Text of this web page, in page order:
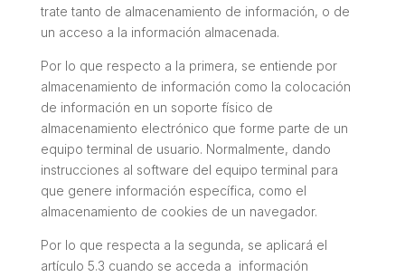
trate tanto de almacenamiento de información, o de
un acceso a la información almacenada.
Por lo que respecto a la primera, se entiende por
almacenamiento de información como la colocación
de información en un soporte físico de
almacenamiento electrónico que forme parte de un
equipo terminal de usuario. Normalmente, dando
instrucciones al software del equipo terminal para
que genere información específica, como el
almacenamiento de cookies de un navegador.
Por lo que respecta a la segunda, se aplicará el
artículo 5.3 cuando se acceda a información